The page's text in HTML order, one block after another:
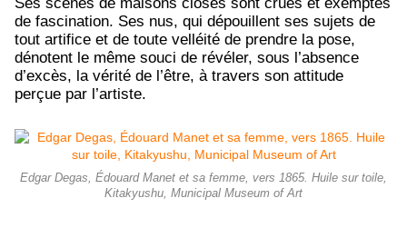
de fascination. Ses nus, qui dépouillent ses sujets de
tout artifice et de toute velléité de prendre la pose,
dénotent le même souci de révéler, sous l’absence
d’excès, la vérité de l’être, à travers son attitude
perçue par l’artiste.
Edgar Degas, Édouard Manet et sa femme, vers 1865. Huile sur toile,
Kitakyushu, Municipal Museum of Art